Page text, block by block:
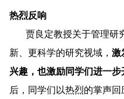
热烈反响
贾良定教授关于管理研
新、更科学的研究视域， 激
兴趣，也激励同学们进一
后，同学们以热烈的掌声回